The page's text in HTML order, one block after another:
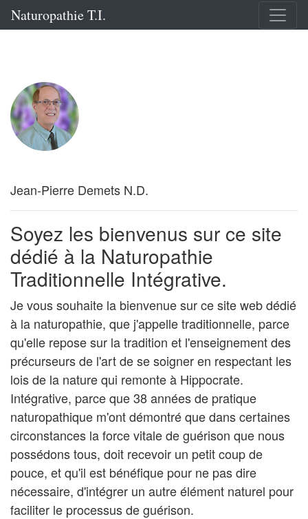
Naturopathie T.I.
Jean-Pierre Demets N.D.
Soyez les bienvenus sur ce site
dédié à la Naturopathie
Traditionnelle Intégrative.
Je vous souhaite la bienvenue sur ce site web dédié
à la naturopathie, que j'appelle traditionnelle, parce
qu'elle repose sur la tradition et l'enseignement des
précurseurs de l'art de se soigner en respectant les
lois de la nature qui remonte à Hippocrate.
Intégrative, parce que 38 années de pratique
naturopathique m'ont démontré que dans certaines
circonstances la force vitale de guérison que nous
possédons tous, doit recevoir un petit coup de
pouce, et qu'il est bénéfique pour ne pas dire
nécessaire, d'intégrer un autre élément naturel pour
faciliter le processus de guérison.